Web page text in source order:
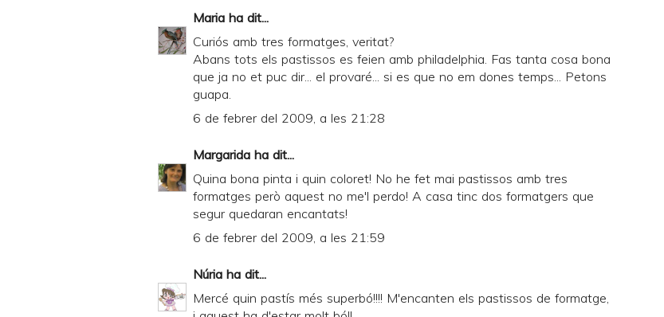
Maria ha dit...
Curiós amb tres formatges, veritat?
Abans tots els pastissos es feien amb philadelphia. Fas tanta cosa bona
que ja no et puc dir... el provaré... si es que no em dones temps... Petons
guapa.
6 de febrer del 2009, a les 21:28
Margarida ha dit...
Quina bona pinta i quin coloret! No he fet mai pastissos amb tres
formatges però aquest no me'l perdo! A casa tinc dos formatgers que
segur quedaran encantats!
6 de febrer del 2009, a les 21:59
Núria ha dit...
Mercé quin pastís més superbó!!!! M'encanten els pastissos de formatge,